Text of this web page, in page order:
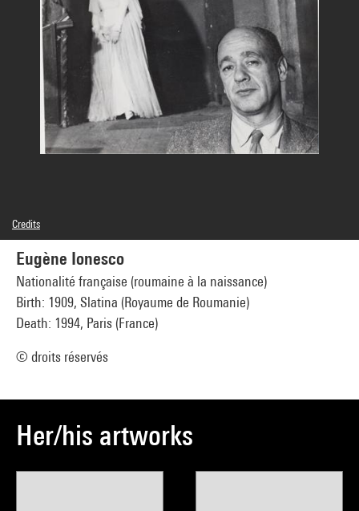
Eugène Ionesco
Nationalité française (roumaine à la naissance)
Birth: 1909, Slatina (Royaume de Roumanie)
Death: 1994, Paris (France)
© droits réservés
Credits
© Succession Agnès Varda
Photo credits : Centre Pompidou, MNAM-CCI/Janeth Rodriguez-Garcia/Dist.
GrandPalaisRmn
Image reference : 4Y11273
Image presentation :GrandPalaisRmnPhoto
Her/his artworks